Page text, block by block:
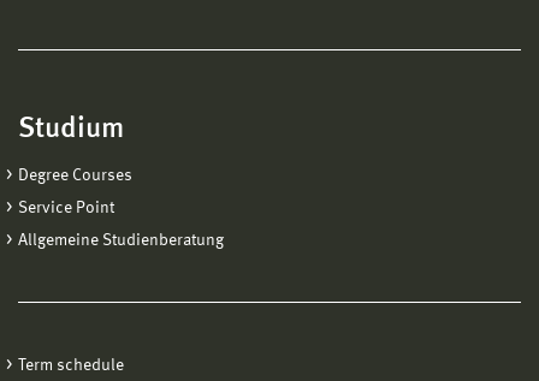
Studium
Degree Courses
Service Point
Allgemeine Studienberatung
Term schedule